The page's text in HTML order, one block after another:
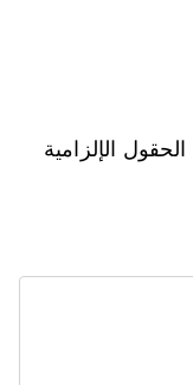
الحقول الإلزامية